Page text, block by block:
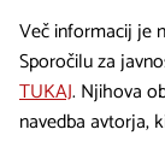
Več informacij je
Sporočilu za
TUKAJ. Njihova
navedba avtorja,